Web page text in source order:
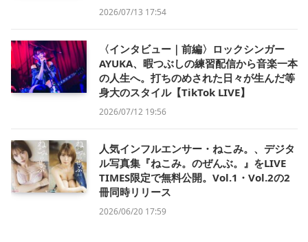
2026/07/13 17:54
〈インタビュー｜前編〉ロックシンガー
AYUKA、暇つぶしの練習配信から音楽一本
の人生へ。打ちのめされた日々が生んだ等
身大のスタイル【TikTok LIVE】
2026/07/12 19:56
人気インフルエンサー・ねこみ。、デジタ
ル写真集『ねこみ。のぜんぶ。』をLIVE
TIMES限定で無料公開。Vol.1・Vol.2の2
冊同時リリース
2026/06/20 17:59